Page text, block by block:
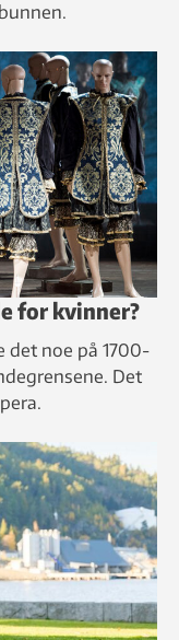
for kvinner?
det noe på 1700-
Det